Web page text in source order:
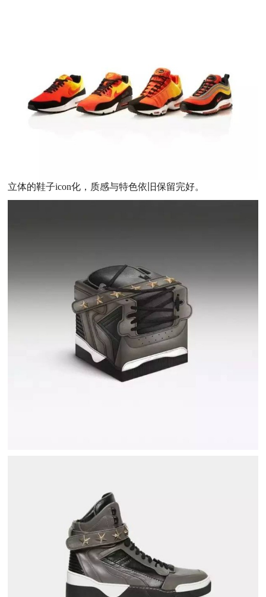
立体的鞋子icon化，质感与特色依旧保留完好。